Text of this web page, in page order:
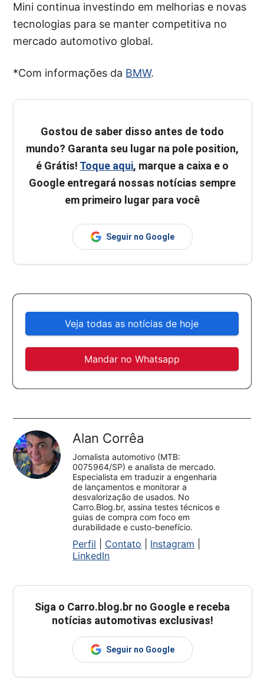
Mini continua investindo em melhorias e novas
tecnologias para se manter competitiva no
mercado automotivo global.
*Com informações da BMW.
Gostou de saber disso antes de todo
mundo? Garanta seu lugar na pole position,
é Grátis! Toque aqui, marque a caixa e o
Google entregará nossas notícias sempre
em primeiro lugar para você
Seguir no Google
Veja todas as notícias de hoje
Mandar no Whatsapp
Alan Corrêa
Jornalista automotivo (MTB:
0075964/SP) e analista de mercado.
Especialista em traduzir a engenharia
de lançamentos e monitorar a
desvalorização de usados. No
Carro.Blog.br, assina testes técnicos e
guias de compra com foco em
durabilidade e custo-benefício.
Perfil Contato Instagram
LinkedIn
Siga o Carro.blog.br no Google e receba
notícias automotivas exclusivas!
Seguir no Google